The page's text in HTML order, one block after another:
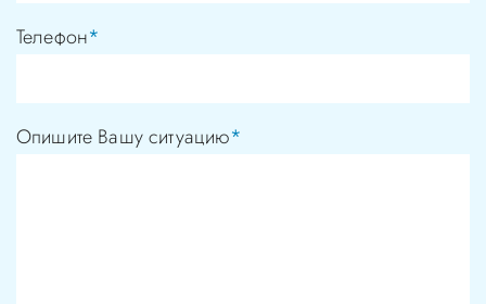
Телефон*
Опишите Вашу ситуацию*